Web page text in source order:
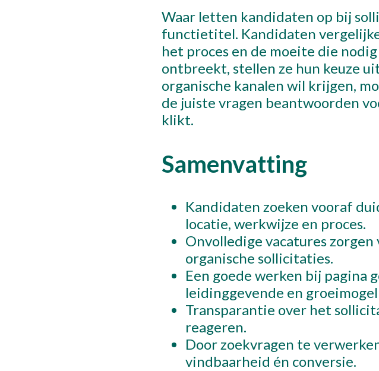
Waar letten kandidaten op bij
functietitel. Kandidaten
het proces en de moeite die
ontbreekt, stellen ze hun keuze
organische kanalen wil krijgen,
de juiste vragen beantwoorden
klikt.
Samenvatting
Kandidaten zoeken vooraf
locatie, werkwijze en proces.
Onvolledige vacatures
organische sollicitaties.
Een goede werken bij pagina
leidinggevende en
Transparantie over het
reageren.
Door zoekvragen te
vindbaarheid én conversie.